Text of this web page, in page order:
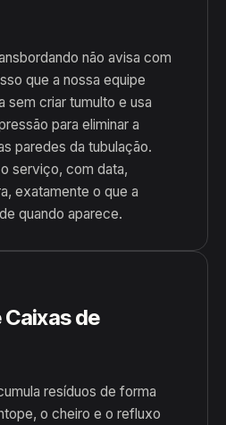
não avisa com
que a nossa equipe
sem criar tumulto e usa
para eliminar a
paredes da tubulação.
serviço, com data,
exatamente o que a
quando aparece.
de
resíduos de forma
o cheiro e o refluxo